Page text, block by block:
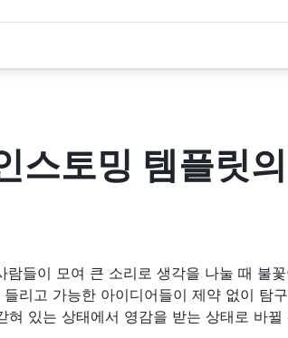
스토밍 템플릿
들이 모여 큰 소리로 생각을 나눌 때 불
리고 가능한 아이디어들이 제약 없이 탐
있는 상태에서 영감을 받는 상태로 바뀔